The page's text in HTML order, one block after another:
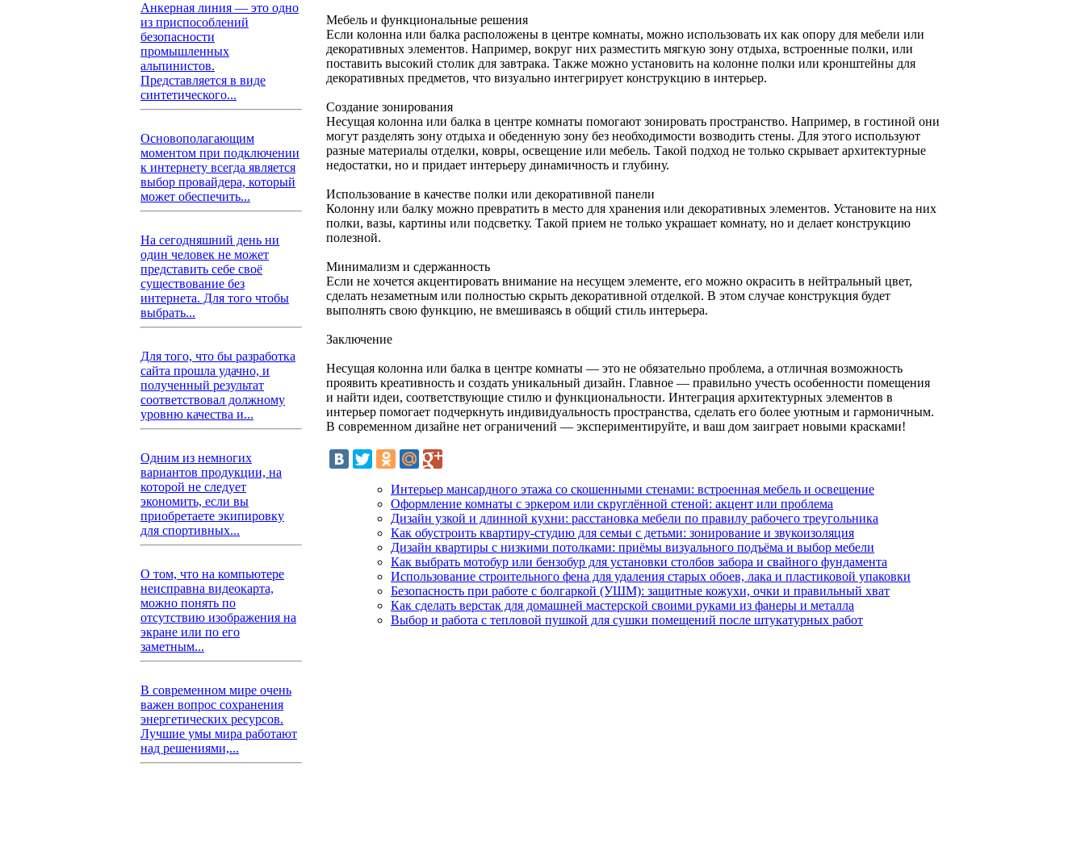
Анкерная линия — это одно
из приспособлений
безопасности
промышленных
альпинистов.
Представляется в виде
синтетического...
Основополагающим
моментом при подключении
к интернету всегда является
выбор провайдера, который
может обеспечить...
На сегодняшний день ни
один человек не может
представить себе своё
существование без
интернета. Для того чтобы
выбрать...
Для того, что бы разработка
сайта прошла удачно, и
полученный результат
соответствовал должному
уровню качества и...
Одним из немногих
вариантов продукции, на
которой не следует
экономить, если вы
приобретаете экипировку
для спортивных...
О том, что на компьютере
неисправна видеокарта,
можно понять по
отсутствию изображения на
экране или по его
заметным...
В современном мире очень
важен вопрос сохранения
энергетических ресурсов.
Лучшие умы мира работают
над решениями,...
Мебель и функциональные решения
Если колонна или балка расположены в центре комнаты, можно использовать их как опору для мебели или
декоративных элементов. Например, вокруг них разместить мягкую зону отдыха, встроенные полки, или
поставить высокий столик для завтрака. Также можно установить на колонне полки или кронштейны для
декоративных предметов, что визуально интегрирует конструкцию в интерьер.
Создание зонирования
Несущая колонна или балка в центре комнаты помогают зонировать пространство. Например, в гостиной они
могут разделять зону отдыха и обеденную зону без необходимости возводить стены. Для этого используют
разные материалы отделки, ковры, освещение или мебель. Такой подход не только скрывает архитектурные
недостатки, но и придает интерьеру динамичность и глубину.
Использование в качестве полки или декоративной панели
Колонну или балку можно превратить в место для хранения или декоративных элементов. Установите на них
полки, вазы, картины или подсветку. Такой прием не только украшает комнату, но и делает конструкцию
полезной.
Минимализм и сдержанность
Если не хочется акцентировать внимание на несущем элементе, его можно окрасить в нейтральный цвет,
сделать незаметным или полностью скрыть декоративной отделкой. В этом случае конструкция будет
выполнять свою функцию, не вмешиваясь в общий стиль интерьера.
Заключение
Несущая колонна или балка в центре комнаты — это не обязательно проблема, а отличная возможность
проявить креативность и создать уникальный дизайн. Главное — правильно учесть особенности помещения
и найти идеи, соответствующие стилю и функциональности. Интеграция архитектурных элементов в
интерьер помогает подчеркнуть индивидуальность пространства, сделать его более уютным и гармоничным.
В современном дизайне нет ограничений — экспериментируйте, и ваш дом заиграет новыми красками!
Интерьер мансардного этажа со скошенными стенами: встроенная мебель и освещение
Оформление комнаты с эркером или скруглённой стеной: акцент или проблема
Дизайн узкой и длинной кухни: расстановка мебели по правилу рабочего треугольника
Как обустроить квартиру-студию для семьи с детьми: зонирование и звукоизоляция
Дизайн квартиры с низкими потолками: приёмы визуального подъёма и выбор мебели
Как выбрать мотобур или бензобур для установки столбов забора и свайного фундамента
Использование строительного фена для удаления старых обоев, лака и пластиковой упаковки
Безопасность при работе с болгаркой (УШМ): защитные кожухи, очки и правильный хват
Как сделать верстак для домашней мастерской своими руками из фанеры и металла
Выбор и работа с тепловой пушкой для сушки помещений после штукатурных работ